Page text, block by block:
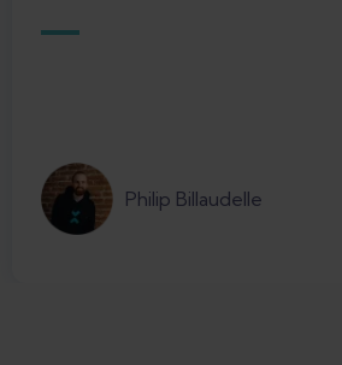
Philip Billaudelle